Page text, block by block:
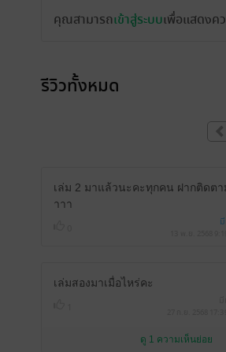
คุณสามารถเข้าสู่ระบบเพื่อแสดงค
รีวิวทั้งหมด
เล่ม 2 มาแล้วนะคะทุกคน ฝากติดต
าาา
เล่มสองมาเมื่อไหร่คะ
ดู 1 ความเห็นย่อย